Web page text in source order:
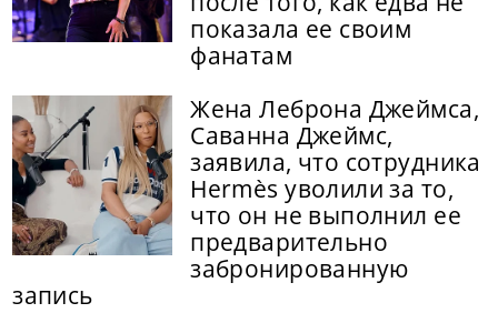
показала ее своим
фанатам
Жена Леброна Джеймса,
Саванна Джеймс,
заявила, что сотрудника
Hermès уволили за то,
что он не выполнил ее
предварительно
забронированную
запись